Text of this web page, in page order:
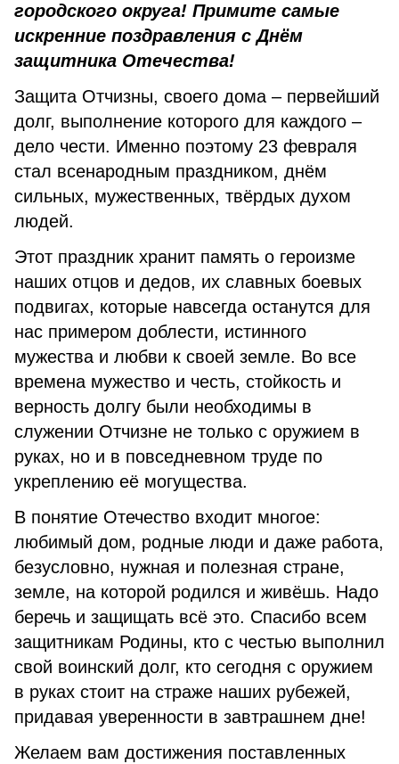
городского округа! Примите самые
искренние поздравления с Днём
защитника Отечества!
Защита Отчизны, своего дома – первейший
долг, выполнение которого для каждого –
дело чести. Именно поэтому 23 февраля
стал всенародным праздником, днём
сильных, мужественных, твёрдых духом
людей.
Этот праздник хранит память о героизме
наших отцов и дедов, их славных боевых
подвигах, которые навсегда останутся для
нас примером доблести, истинного
мужества и любви к своей земле. Во все
времена мужество и честь, стойкость и
верность долгу были необходимы в
служении Отчизне не только с оружием в
руках, но и в повседневном труде по
укреплению её могущества.
В понятие Отечество входит многое:
любимый дом, родные люди и даже работа,
безусловно, нужная и полезная стране,
земле, на которой родился и живёшь. Надо
беречь и защищать всё это. Спасибо всем
защитникам Родины, кто с честью выполнил
свой воинский долг, кто сегодня с оружием
в руках стоит на страже наших рубежей,
придавая уверенности в завтрашнем дне!
Желаем вам достижения поставленных